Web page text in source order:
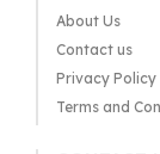
About Us
Contact us
Privacy Policy
Terms and